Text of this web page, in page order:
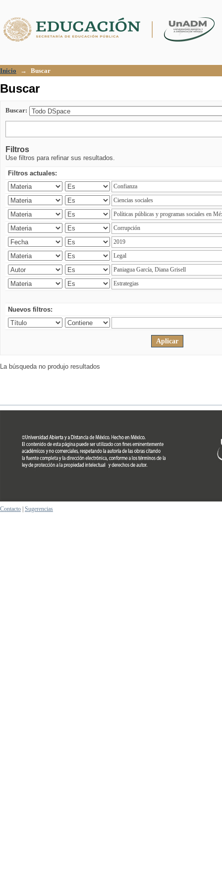
Inicio → Buscar
Buscar
Buscar:
Filtros
Use filtros para refinar sus resultados.
Filtros actuales:
Nuevos filtros:
La búsqueda no produjo resultados
Contacto Sugerencias